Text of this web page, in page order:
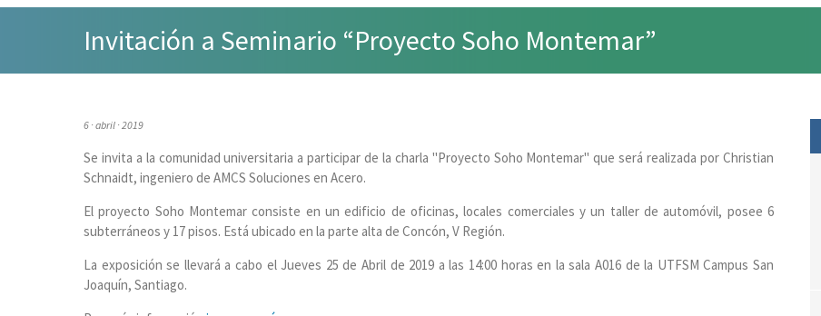
Invitación a Seminario “Proyecto Soho Montemar”
6 · abril · 2019
Se invita a la comunidad universitaria a participar de la charla "Proyecto Soho Montemar" que será realizada por Christian
Schnaidt, ingeniero de AMCS Soluciones en Acero.
El proyecto Soho Montemar consiste en un edificio de oficinas, locales comerciales y un taller de automóvil, posee 6
subterráneos y 17 pisos. Está ubicado en la parte alta de Concón, V Región.
La exposición se llevará a cabo el Jueves 25 de Abril de 2019 a las 14:00 horas en la sala A016 de la UTFSM Campus San
Joaquín, Santiago.